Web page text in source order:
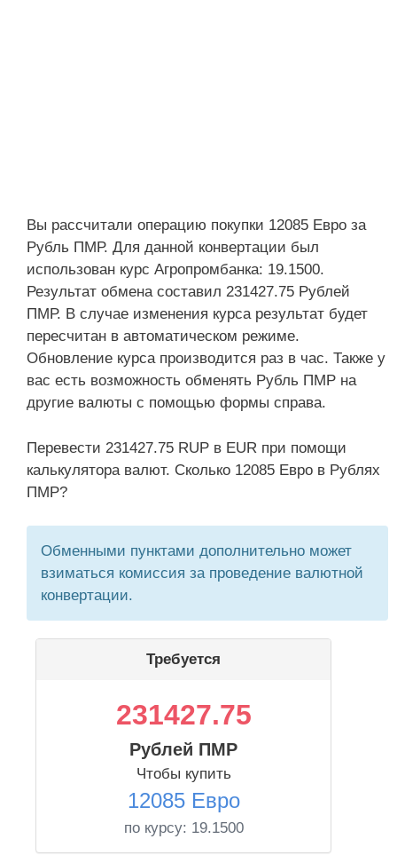
Вы рассчитали операцию покупки 12085 Евро за
Рубль ПМР. Для данной конвертации был
использован курс Агропромбанка: 19.1500.
Результат обмена составил 231427.75 Рублей
ПМР. В случае изменения курса результат будет
пересчитан в автоматическом режиме.
Обновление курса производится раз в час. Также у
вас есть возможность обменять Рубль ПМР на
другие валюты с помощью формы справа.
Перевести 231427.75 RUP в EUR при помощи
калькулятора валют. Сколько 12085 Евро в Рублях
ПМР?
Обменными пунктами дополнительно может
взиматься комиссия за проведение валютной
конвертации.
Требуется
231427.75
Рублей ПМР
Чтобы купить
12085 Евро
по курсу: 19.1500